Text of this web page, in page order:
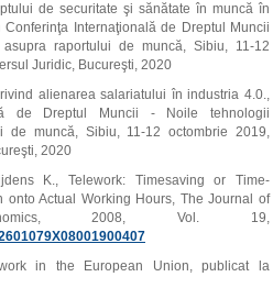
de securitate şi sănătate în muncă în
Internaţională de Dreptul Muncii
raportului de muncă, Sibiu, 11-12
Juridic, Bucureşti, 2020
alienarea salariatului în industria 4.0.,
de Dreptul Muncii - Noile tehnologii
de muncă, Sibiu, 11-12 octombrie 2019,
2020
K., Telework: Timesaving or Time-
onto Actual Working Hours, The Journal of
2008, Vol. 19,
in the European Union, publicat la